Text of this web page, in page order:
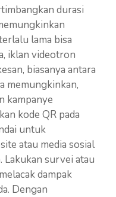
durasi
lama bisa
iklan videotron
biasanya antara
memungkinkan,
kampanye
kode QR pada
untuk
atau media sosial
Lakukan survei atau
dampak
Dengan